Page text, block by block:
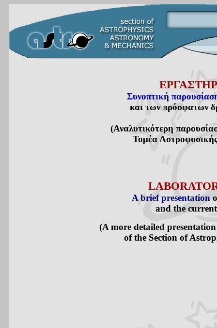
Συνοπτική
και των πρόσφατων
(Αναλυτικότερη
Τομέα
A brief presentation
and the
(A more detailed presentation
of the Section of